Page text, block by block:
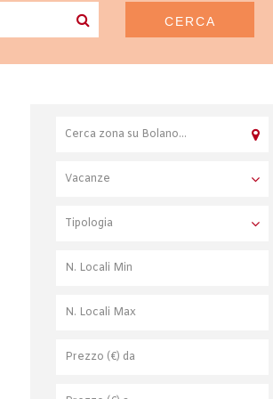
CERCA